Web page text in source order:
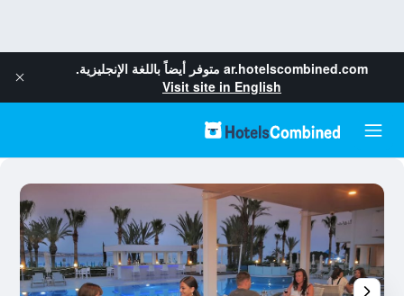
ar.hotelscombined.com متوفر أيضاً باللغة الإنجليزية.
Visit site in English